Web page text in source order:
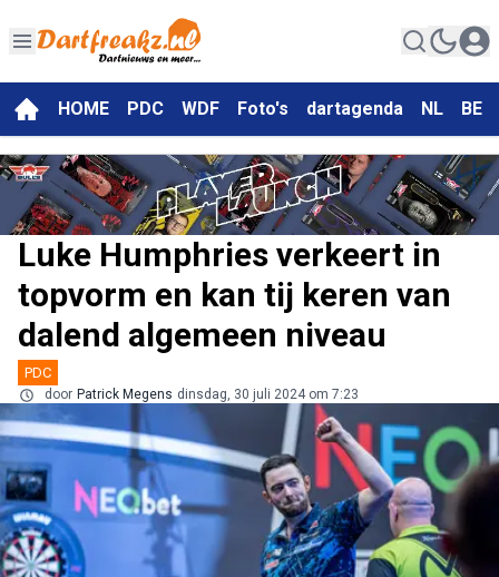
HOME PDC WDF Foto's dartagenda NL BE
Luke Humphries verkeert in
topvorm en kan tij keren van
dalend algemeen niveau
PDC
door Patrick Megens dinsdag, 30 juli 2024 om 7:23